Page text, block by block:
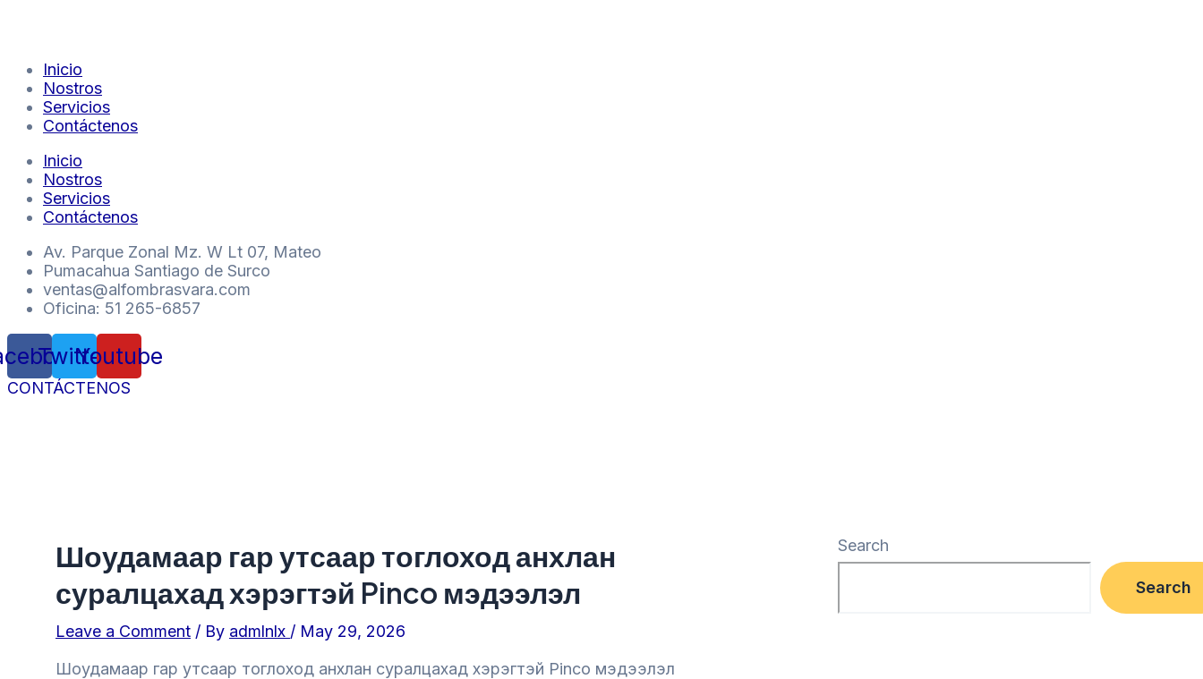
Inicio
Nostros
Servicios
Contáctenos
Inicio
Nostros
Servicios
Contáctenos
Av. Parque Zonal Mz. W Lt 07, Mateo
Pumacahua Santiago de Surco
ventas@alfombrasvara.com
Oficina: 51 265-6857
TwitterYoutube
CONTÁCTENOS
Шоудамаар гар утсаар тоглоход анхлан
суралцахад хэрэгтэй Pinco мэдээлэл
Leave a Comment / By admlnlx / May 29, 2026
Шоудамаар гар утсаар тоглоход анхлан суралцахад хэрэгтэй Pinco мэдээлэл
Search
Search